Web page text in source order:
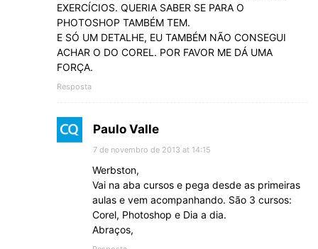
EXERCÍCIOS. QUERIA SABER SE PARA O
PHOTOSHOP TAMBÉM TEM.
E SÓ UM DETALHE, EU TAMBÉM NÃO CONSEGUI
ACHAR O DO COREL. POR FAVOR ME DÁ UMA
FORÇA.
Resposta
Paulo Valle
7 de novembro de 2013 at 14:15
Werbston,
Vai na aba cursos e pega desde as primeiras
aulas e vem acompanhando. São 3 cursos:
Corel, Photoshop e Dia a dia.
Abraços,